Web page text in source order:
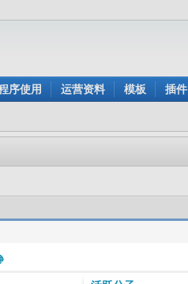
序使用 运营资料 模板 插件